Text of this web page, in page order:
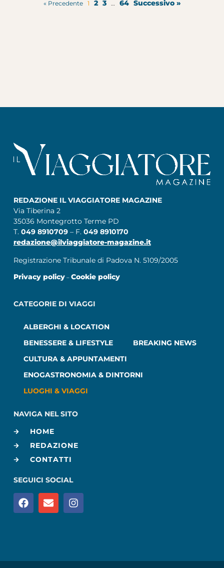
« Precedente 1 2 3 … 64 Successivo »
REDAZIONE IL VIAGGIATORE MAGAZINE
Via Tiberina 2
35036 Montegrotto Terme PD
T. 049 8910709 – F. 049 8910170
redazione@ilviaggiatore-magazine.it
Registrazione Tribunale di Padova N. 5109/2005
Privacy policy– Cookie policy
CATEGORIE DI VIAGGI
ALBERGHI & LOCATION
BENESSERE & LIFESTYLE
BREAKING NEWS
CULTURA & APPUNTAMENTI
ENOGASTRONOMIA & DINTORNI
LUOGHI & VIAGGI
NAVIGA NEL SITO
HOME
REDAZIONE
CONTATTI
SEGUICI SOCIAL